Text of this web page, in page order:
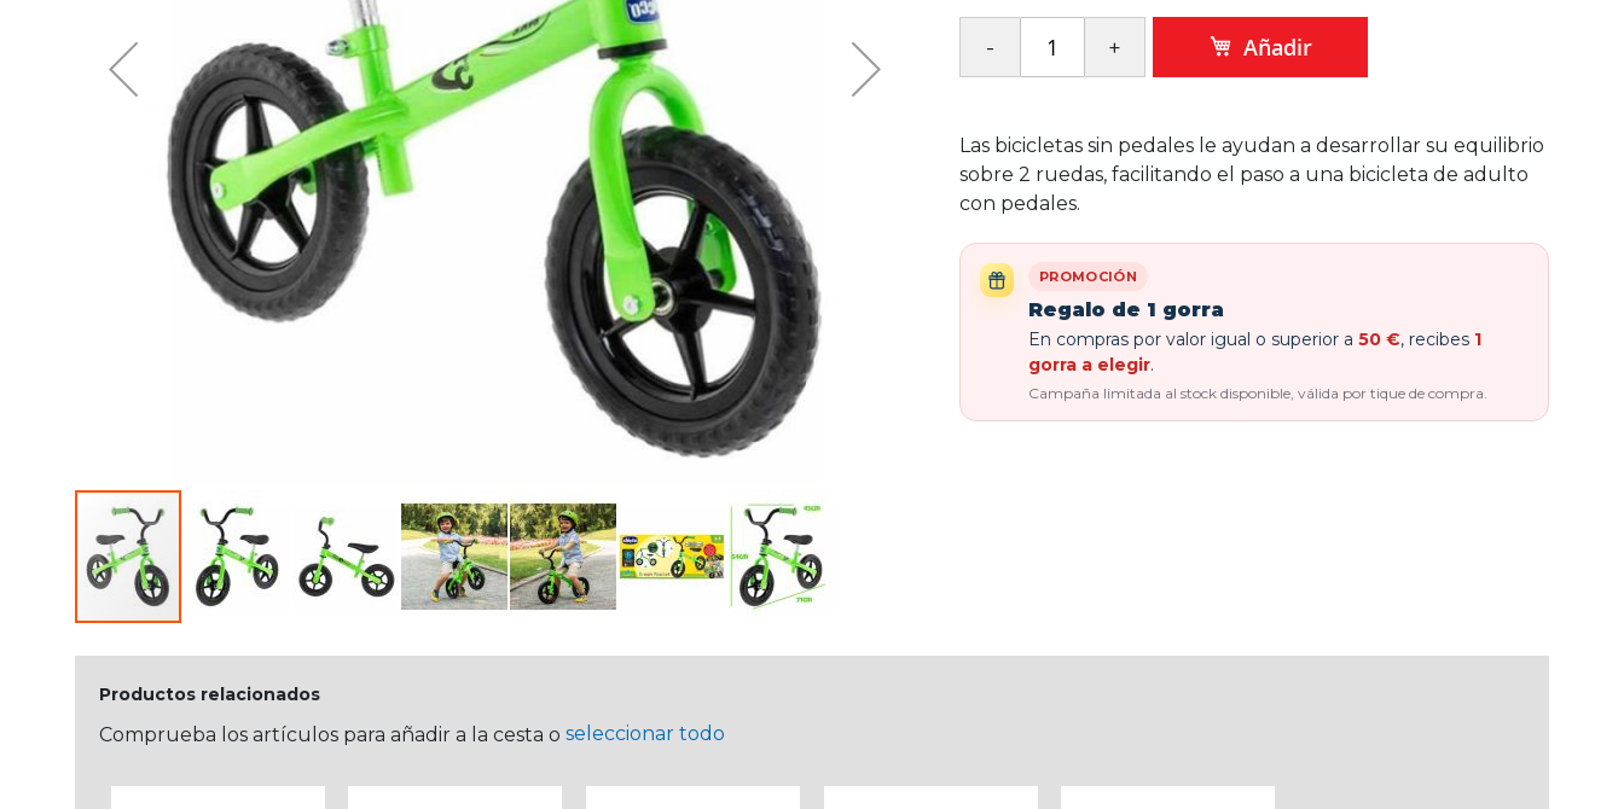
Añadir
Las bicicletas sin pedales le ayudan a desarrollar su equilibrio
sobre 2 ruedas, facilitando el paso a una bicicleta de adulto
con pedales.
PROMOCIÓN
Regalo de 1 gorra
En compras por valor igual o superior a 50 €, recibes 1
gorra a elegir.
Campaña limitada al stock disponible, válida por tique de compra.
Productos relacionados
Comprueba los artículos para añadir a la cesta o seleccionar todo